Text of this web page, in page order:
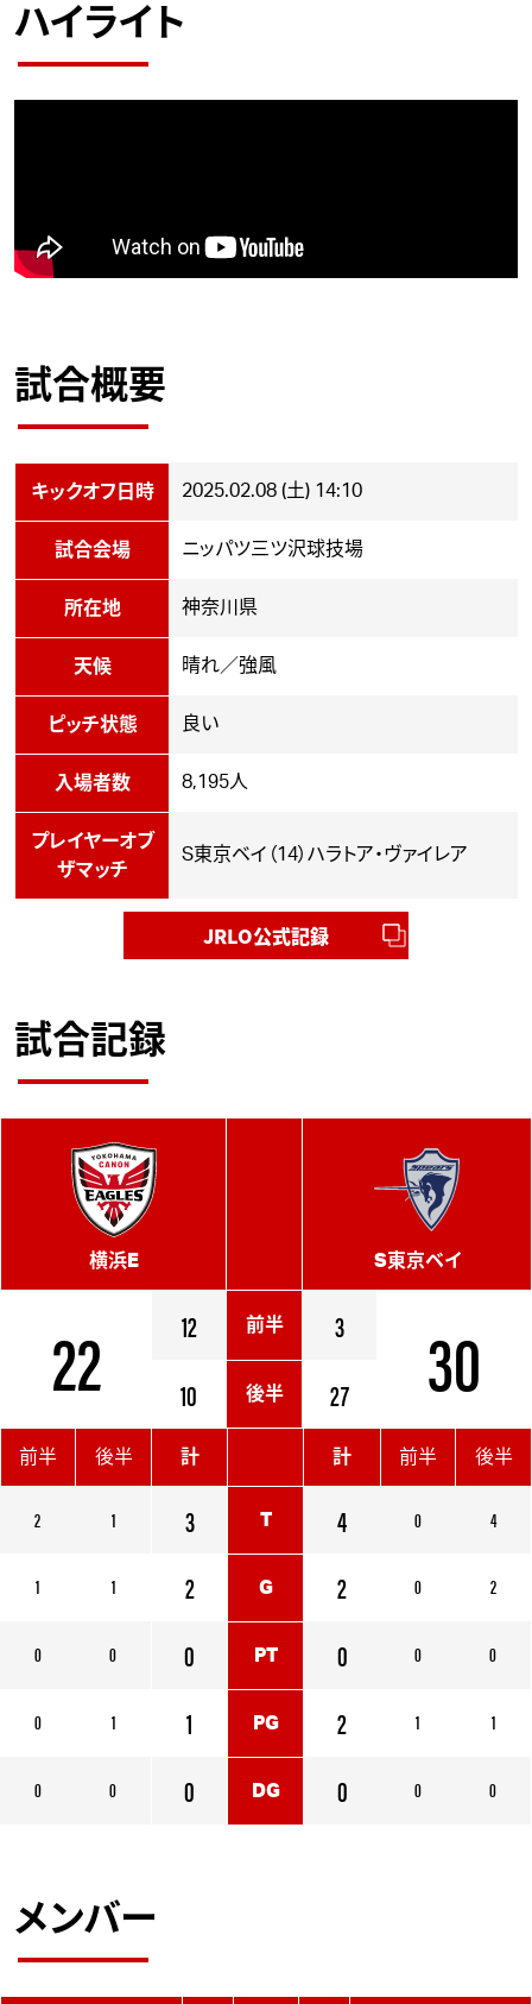
ハイライト
試合概要
キックオフ日時 2025.02.08 (土) 14:10
試合会場 ニッパツ三ツ沢球技場
所在地 神奈川県
天候 晴れ／強風
ピッチ状態 良い
入場者数 8,195人
プレイヤーオブ
ザマッチ
S東京ベイ（14）ハラトア・ヴァイレア
JRLO公式記録
試合記録
横浜E S東京ベイ
22 12 前半 3 30
10 後半 27
前半 後半
2 1
1 1
0 0
0 1
0 0
計 計
3 T
4
2
G
2
0
PT
0
1
PG
2
0
DG 0
前半 後半
0 4
0 2
0 0
1 1
0 0
メンバー